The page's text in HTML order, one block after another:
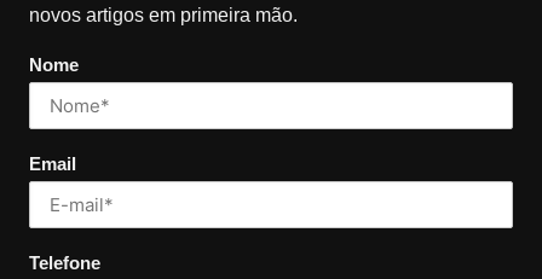
novos artigos em primeira mão.
Nome
Email
Telefone